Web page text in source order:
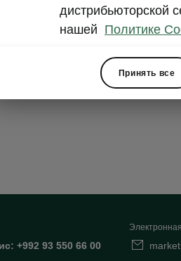
• TOP LED Matrix headlights
• Red 3D crystalline
• Front grille with horizontal
+992 93 550 66 00
дистрибьюторской
нашей Политике
Принять все